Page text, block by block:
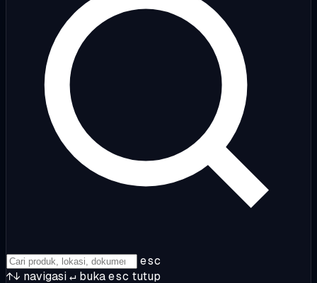
esc
↑↓ navigasi↵ bukaesc tutup